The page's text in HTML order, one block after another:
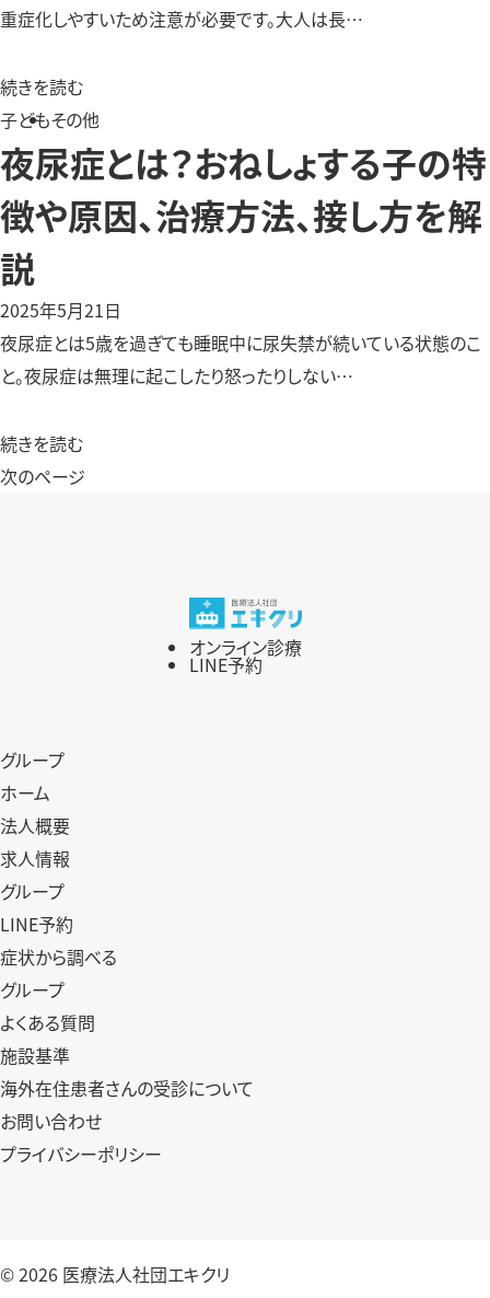
重症化しやすいため注意が必要です。大人は長…
続きを読む
子どもその他
夜尿症とは？おねしょする子の特
徴や原因、治療方法、接し方を解
説
2025年5月21日
夜尿症とは5歳を過ぎても睡眠中に尿失禁が続いている状態のこ
と。夜尿症は無理に起こしたり怒ったりしない…
続きを読む
次のページ
オンライン診療
LINE予約
グループ
ホーム
法人概要
求人情報
グループ
LINE予約
症状から調べる
グループ
よくある質問
施設基準
海外在住患者さんの受診について
お問い合わせ
プライバシーポリシー
© 2026 医療法人社団エキクリ